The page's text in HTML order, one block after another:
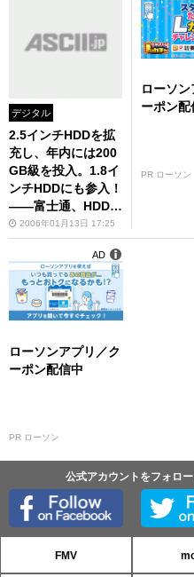
デジタル
2.5インチHDDを拡
充し、年内には200
GB級を投入。1.8イ
ンチHDDにも参入！
――富士通、HDD事
業の強化を発表
2006年01月13日 17:25
ローソン
ーポン配
PR ローソン
ローソンアプリ／ク
ーポン配信中
PR ローソン
AD
公式アカウントをフォロ
FMV